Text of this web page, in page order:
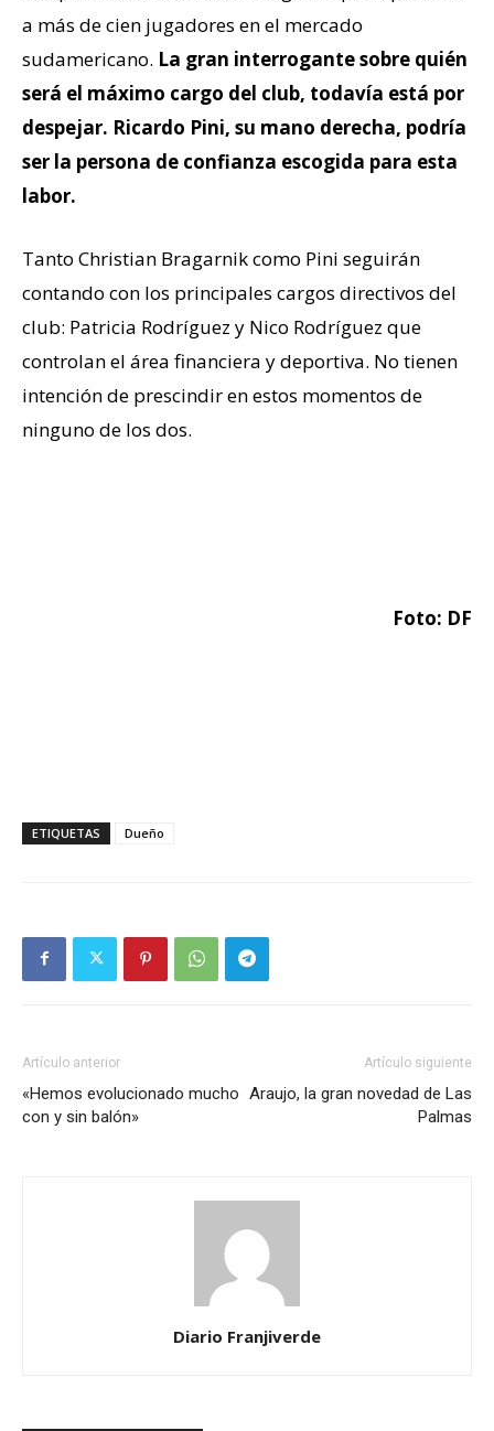
a más de cien jugadores en el mercado
sudamericano. La gran interrogante sobre quién
será el máximo cargo del club, todavía está por
despejar. Ricardo Pini, su mano derecha, podría
ser la persona de confianza escogida para esta
labor.
Tanto Christian Bragarnik como Pini seguirán
contando con los principales cargos directivos del
club: Patricia Rodríguez y Nico Rodríguez que
controlan el área financiera y deportiva. No tienen
intención de prescindir en estos momentos de
ninguno de los dos.
Foto: DF
ETIQUETAS Dueño
Artículo anterior
«Hemos evolucionado mucho
con y sin balón»
Artículo siguiente
Araujo, la gran novedad de Las
Palmas
Diario Franjiverde